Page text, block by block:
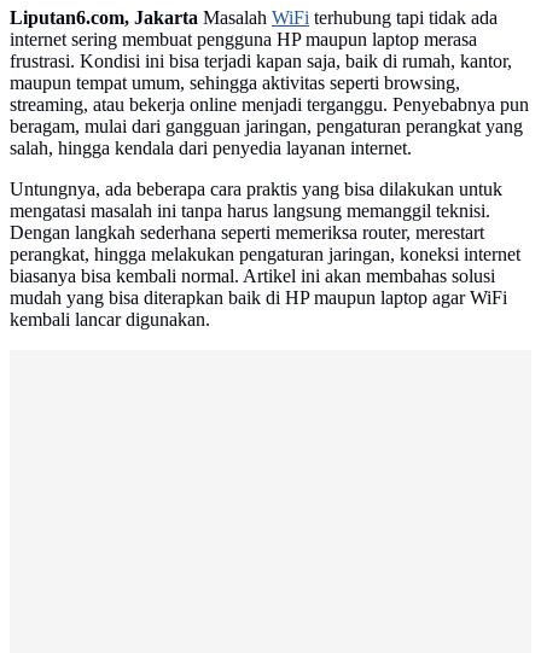
Liputan6.com, Jakarta Masalah WiFi terhubung tapi tidak ada
internet sering membuat pengguna HP maupun laptop merasa
frustrasi. Kondisi ini bisa terjadi kapan saja, baik di rumah, kantor,
maupun tempat umum, sehingga aktivitas seperti browsing,
streaming, atau bekerja online menjadi terganggu. Penyebabnya pun
beragam, mulai dari gangguan jaringan, pengaturan perangkat yang
salah, hingga kendala dari penyedia layanan internet.
Untungnya, ada beberapa cara praktis yang bisa dilakukan untuk
mengatasi masalah ini tanpa harus langsung memanggil teknisi.
Dengan langkah sederhana seperti memeriksa router, merestart
perangkat, hingga melakukan pengaturan jaringan, koneksi internet
biasanya bisa kembali normal. Artikel ini akan membahas solusi
mudah yang bisa diterapkan baik di HP maupun laptop agar WiFi
kembali lancar digunakan.